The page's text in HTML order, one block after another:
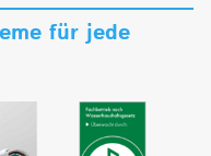
für jede